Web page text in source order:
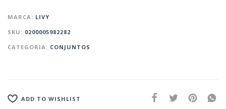
MARCA: LIVY
SKU: 0200005982282
CATEGORIA: CONJUNTOS
ADD TO WISHLIST